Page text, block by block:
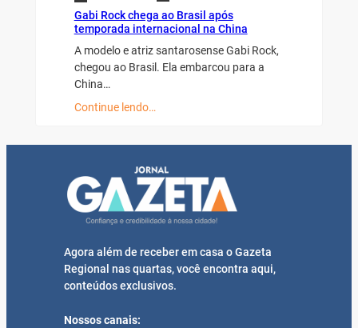
Gabi Rock chega ao Brasil após
temporada internacional na China
A modelo e atriz santarosense Gabi Rock,
chegou ao Brasil. Ela embarcou para a
China…
Continue lendo…
Agora além de receber em casa o Gazeta
Regional nas quartas, você encontra aqui,
conteúdos exclusivos.
Nossos canais: